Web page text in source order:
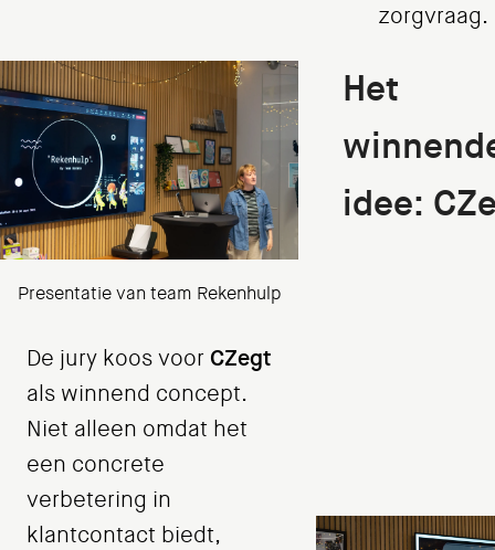
zorgvraag.
Presentatie van team Rekenhulp
Het
idee:
De jury koos voor CZegt
als winnend concept.
Niet alleen omdat het
een concrete
verbetering in
klantcontact biedt,